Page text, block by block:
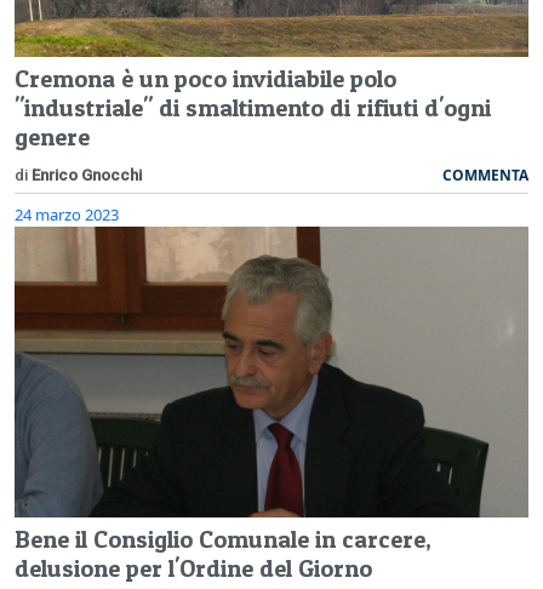
Cremona è un poco invidiabile polo
"industriale" di smaltimento di rifiuti d'ogni
genere
di Enrico Gnocchi COMMENTA
24 marzo 2023
Bene il Consiglio Comunale in carcere,
delusione per l'Ordine del Giorno